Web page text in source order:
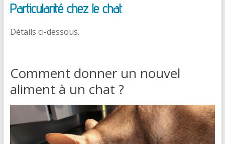
Particularité chez le chat
Détails ci-dessous.
Comment donner un nouvel
aliment à un chat ?